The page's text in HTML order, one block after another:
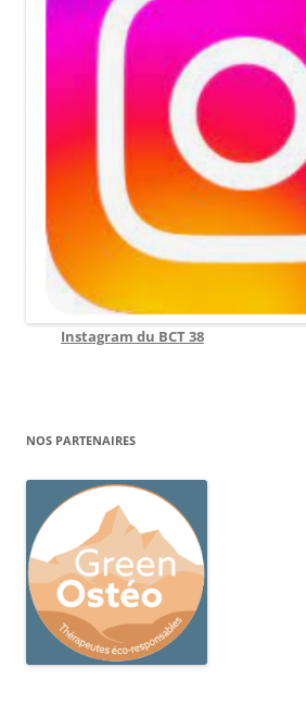
Instagram du BCT 38
NOS PARTENAIRES